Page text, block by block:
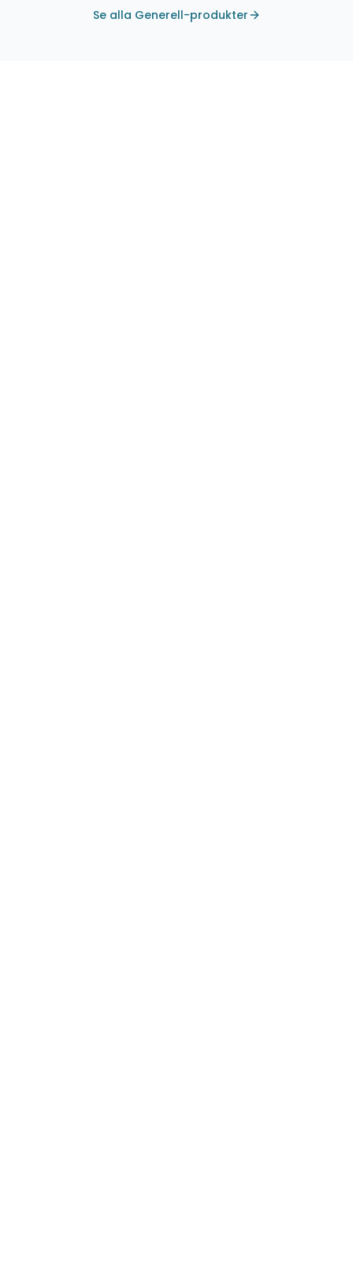
Se alla Generell-produkter